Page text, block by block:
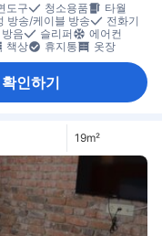
도구 청소용품
타월
방송/케이블 방송
전화기
방음 슬리퍼
에어컨
책상 휴지통
옷장
금연
인하기
19m²